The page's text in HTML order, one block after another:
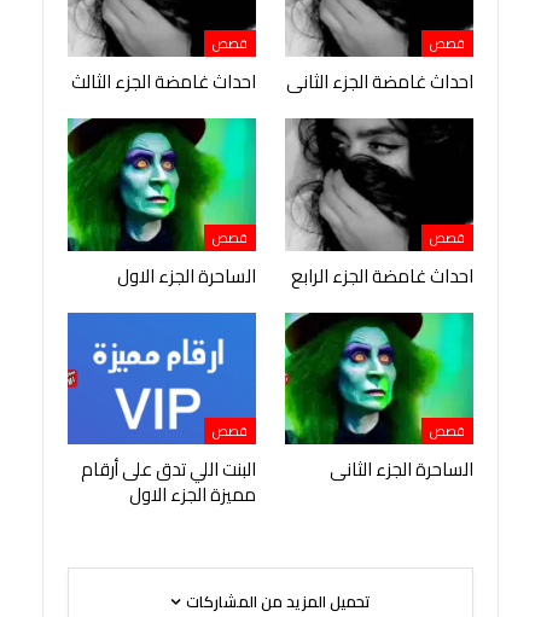
قصص
احداث غامضة الجزء الثانى
قصص
احداث غامضة الجزء الثالث
قصص
احداث غامضة الجزء الرابع
قصص
الساحرة الجزء الاول
قصص
الساحرة الجزء الثانى
قصص
البنت اللي تدق على أرقام
مميزة الجزء الاول
تحميل المزيد من المشاركات